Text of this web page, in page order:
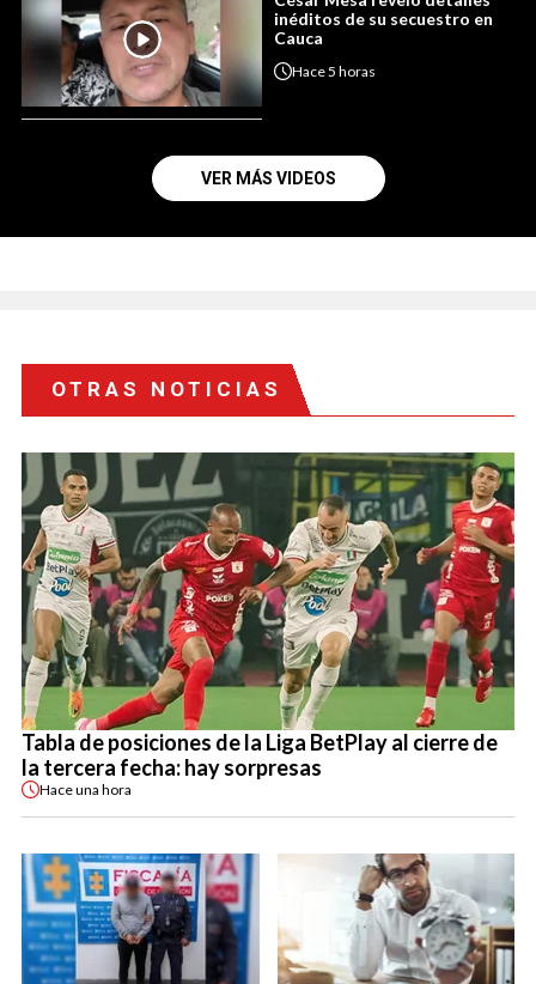
inéditos de su secuestro en
Cauca
Hace5 horas
VER MÁS VIDEOS
OTRAS NOTICIAS
Tabla de posiciones de la Liga BetPlay al cierre de
la tercera fecha: hay sorpresas
Haceuna hora